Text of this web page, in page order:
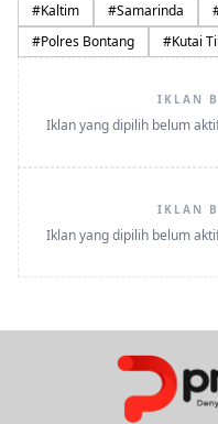
#Kaltim #Samarinda
#Polres Bontang #Kutai
IKLAN
Iklan yang dipilih belum
IKLAN
Iklan yang dipilih belum